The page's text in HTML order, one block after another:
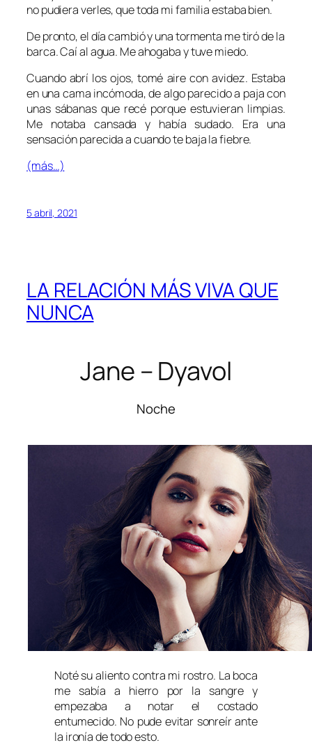
no pudiera verles, que toda mi familia estaba bien.
De pronto, el día cambió y una tormenta me tiró de la
barca. Caí al agua. Me ahogaba y tuve miedo.
Cuando abrí los ojos, tomé aire con avidez. Estaba
en una cama incómoda, de algo parecido a paja con
unas sábanas que recé porque estuvieran limpias.
Me notaba cansada y había sudado. Era una
sensación parecida a cuando te baja la fiebre.
(más…)
5 abril, 2021
LA RELACIÓN MÁS VIVA QUE
NUNCA
Jane – Dyavol
Noche
Noté su aliento contra mi rostro. La boca
me sabía a hierro por la sangre y
empezaba a notar el costado
entumecido. No pude evitar sonreír ante
la ironía de todo esto.